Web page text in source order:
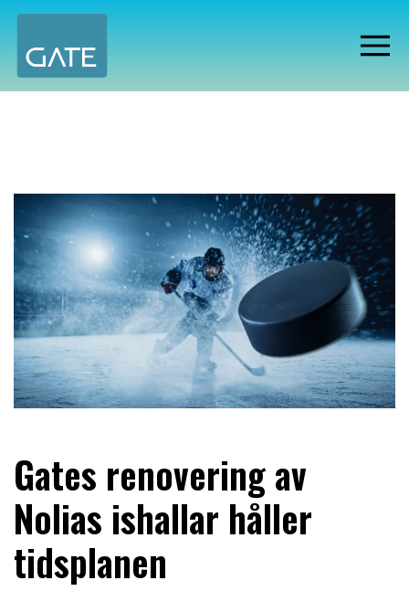
Gates renovering av
Nolias ishallar håller
tidsplanen